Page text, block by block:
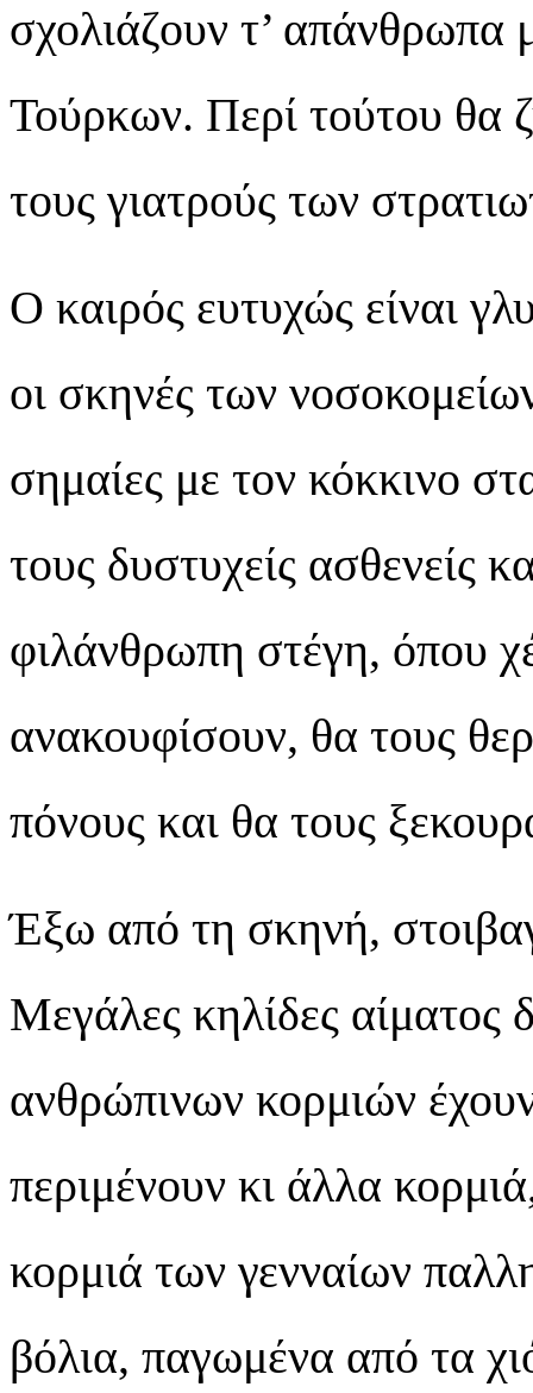
σχολιάζουν τ’
Τούρκων. Περί τούτου θα
τους γιατρούς των
Ο καιρός ευτυχώς είναι
οι σκηνές των
σημαίες με τον κόκκινο
τους δυστυχείς ασθενείς
φιλάνθρωπη στέγη, όπου
ανακουφίσουν, θα τους
πόνους και θα τους
Έξω από τη σκηνή,
Μεγάλες κηλίδες αίματος
ανθρώπινων κορμιών
περιμένουν κι άλλα
κορμιά των γενναίων
βόλια, παγωμένα από τα